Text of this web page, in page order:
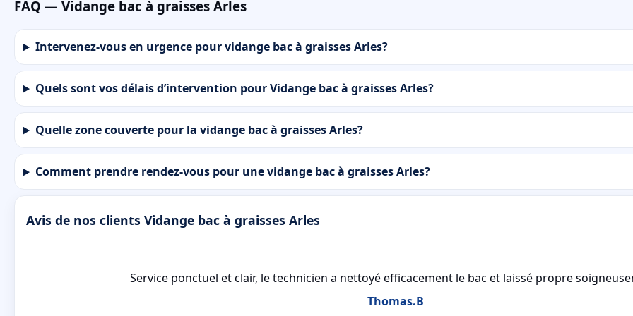
FAQ — Vidange bac à graisses Arles
Intervenez-vous en urgence pour vidange bac à graisses Arles?
Quels sont vos délais d’intervention pour Vidange bac à graisses Arles?
Quelle zone couverte pour la vidange bac à graisses Arles?
Comment prendre rendez-vous pour une vidange bac à graisses Arles?
Avis de nos clients Vidange bac à graisses Arles
Service ponctuel et clair, le technicien a nettoyé efficacement le bac et laissé propre
Thomas.B